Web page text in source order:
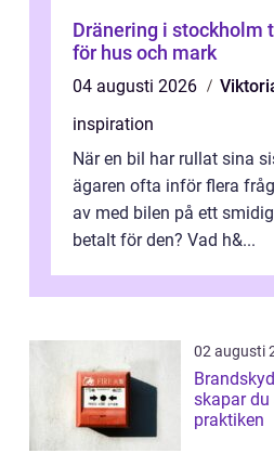
Dränering i stockholm tryggare grund
för hus och mark
04 augusti 2026
inspiration
När en bil har rullat sina
ägaren ofta inför flera
av med bilen på ett
betalt för den? Vad h&...
02 augusti
skapar du
praktiken